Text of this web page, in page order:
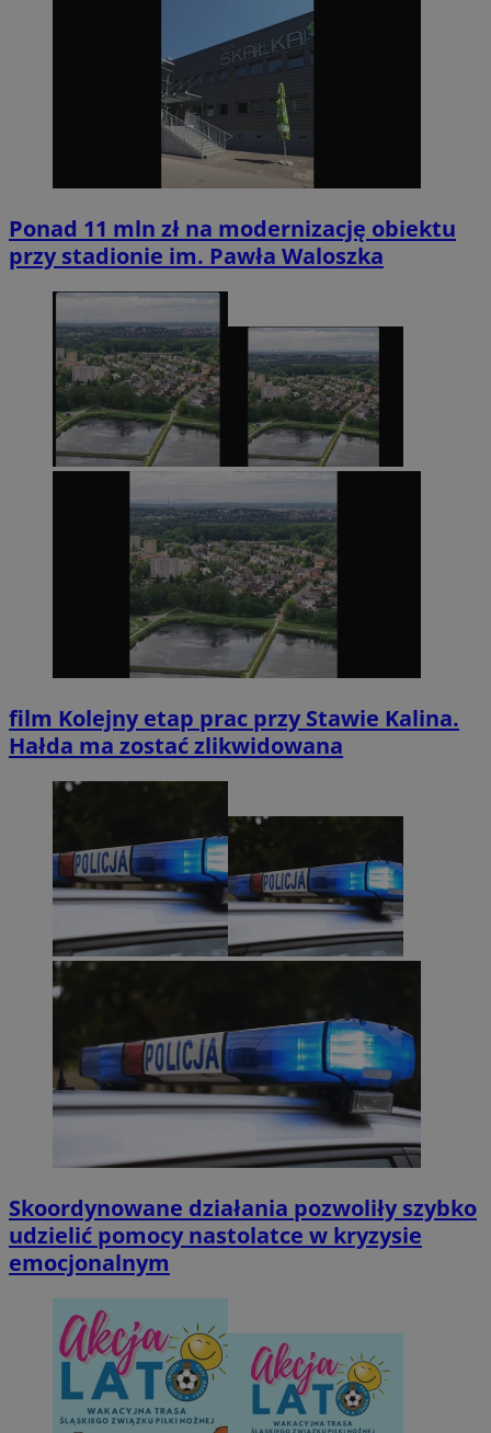
Ponad 11 mln zł na modernizację obiektu
przy stadionie im. Pawła Waloszka
film Kolejny etap prac przy Stawie Kalina.
Hałda ma zostać zlikwidowana
Skoordynowane działania pozwoliły szybko
udzielić pomocy nastolatce w kryzysie
emocjonalnym